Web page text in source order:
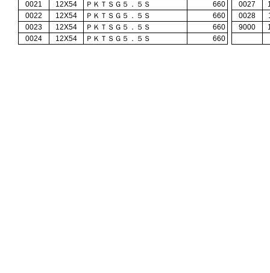
0021
12X54 ＰＫＴＳＧ５．５Ｓ 660 0027
0022
12X54 ＰＫＴＳＧ５．５Ｓ 660 0028
0023
12X54 ＰＫＴＳＧ５．５Ｓ 660 9000
0024
12X54 ＰＫＴＳＧ５．５Ｓ 660